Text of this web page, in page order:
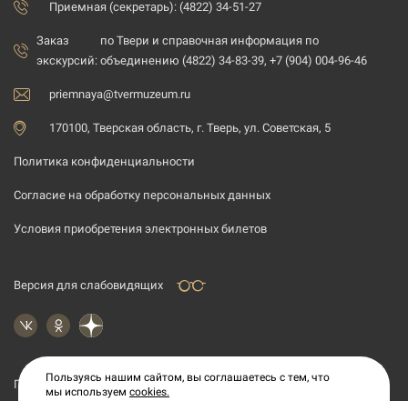
Приемная (секретарь): (4822) 34-51-27
Заказ
экскурсий:
по Твери и справочная информация по
объединению (4822) 34-83-39, +7 (904) 004-96-46
priemnaya@tvermuzeum.ru
170100, Тверская область, г. Тверь, ул. Советская, 5
Политика конфиденциальности
Согласие на обработку персональных данных
Условия приобретения электронных билетов
Версия для слабовидящих
Подпишитесь на рассылку новостей
Пользуясь нашим сайтом, вы соглашаетесь с тем, что
мы используем cookies.